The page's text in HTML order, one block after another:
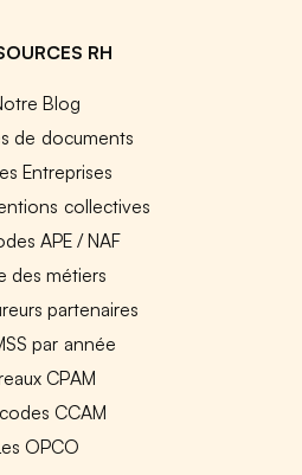
RH
Blog
de documents
Entreprises
collectives
APE / NAF
des métiers
partenaires
par année
CPAM
CCAM
OPCO